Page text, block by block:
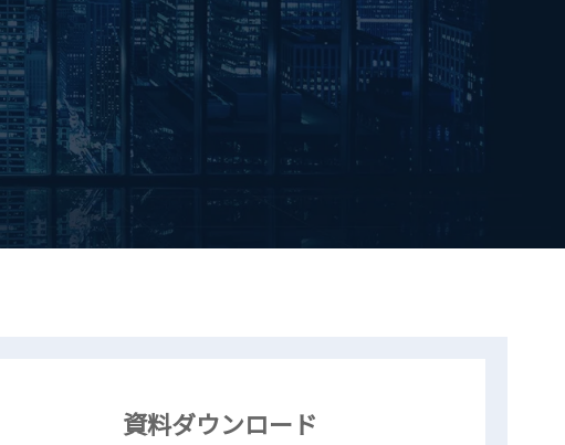
資料ダウンロード